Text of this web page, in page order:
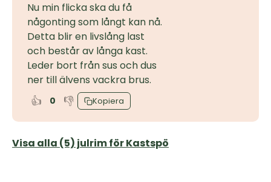
Nu min flicka ska du få
någonting som långt kan nå.
Detta blir en livslång last
och består av långa kast.
Leder bort från sus och dus
ner till älvens vackra brus.
👍 0 👎 Kopiera
Visa alla (5) julrim för Kastspö